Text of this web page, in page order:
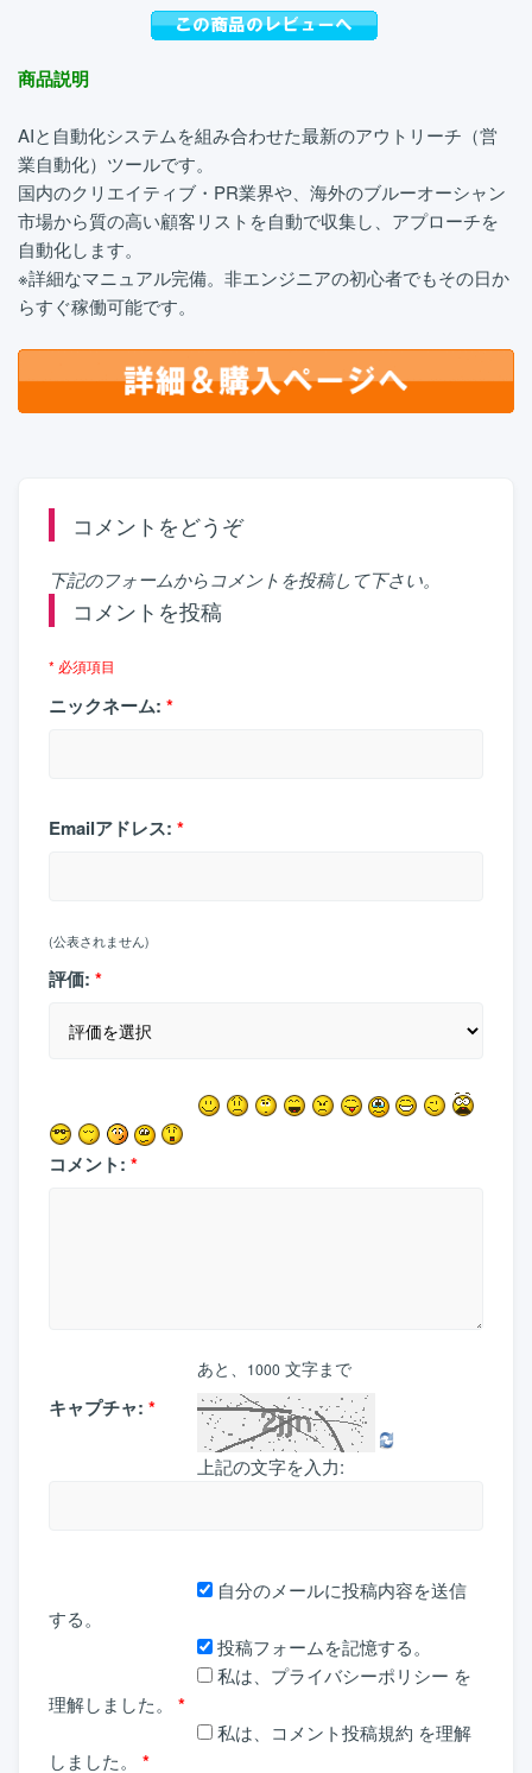
商品説明
AIと自動化システムを組み合わせた最新のアウトリーチ（営
業自動化）ツールです。
国内のクリエイティブ・PR業界や、海外のブルーオーシャン
市場から質の高い顧客リストを自動で収集し、アプローチを
自動化します。
※詳細なマニュアル完備。非エンジニアの初心者でもその日か
らすぐ稼働可能です。
コメントをどうぞ
下記のフォームからコメントを投稿して下さい。
コメントを投稿
* 必須項目
ニックネーム: *
Emailアドレス: *
(公表されません)
評価: *
コメント: *
あと、 1000 文字まで
キャプチャ: *
上記の文字を入力:
自分のメールに投稿内容を送信
する。
投稿フォームを記憶する。
私は、 プライバシーポリシー を
理解しました。
*
私は、 コメント投稿規約 を理解
しました。
*